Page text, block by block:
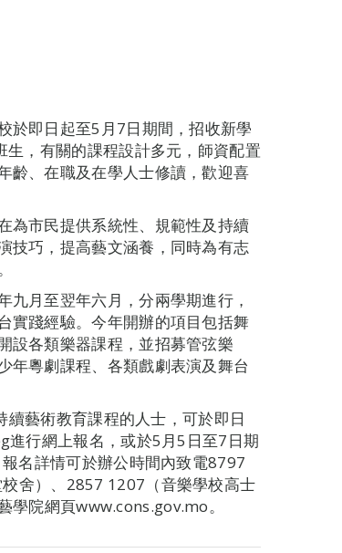
於即日起至5月7日期間，招收新學
生，有關的課程設計多元，師資配置
齡、在職及在學人士修讀，歡迎喜
為市民提供系統性、規範性及持續
技巧，提高藝文涵養，同時為有志
月至翌年六月，分兩學期進行，
實踐經驗。今年開辦的項目包括舞
設各類樂器課程，並招募管弦樂
年粵劇課程、各類戲劇表演及舞台
藝術教育課程的人士，可於即日
行網上報名，或於5月5日至7日期
名詳情可於辦公時間內致電8797
舍）、2857 1207（音樂學校高士
院網頁www.cons.gov.mo。